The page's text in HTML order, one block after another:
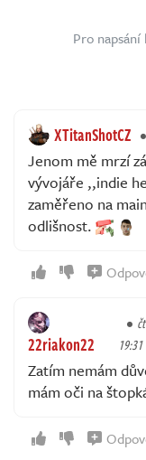
Pro
XTitanShotCZ
Jenom mě mrzí
vývojáře ,,indie
zaměřeno na
odlišnost.
22riakon22
19:31
Zatím nemám
mám oči na